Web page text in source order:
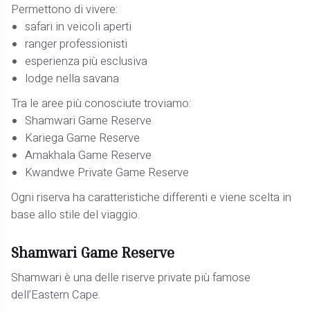
Permettono di vivere:
safari in veicoli aperti
ranger professionisti
esperienza più esclusiva
lodge nella savana
Tra le aree più conosciute troviamo:
Shamwari Game Reserve
Kariega Game Reserve
Amakhala Game Reserve
Kwandwe Private Game Reserve
Ogni riserva ha caratteristiche differenti e viene scelta in
base allo stile del viaggio.
Shamwari Game Reserve
Shamwari è una delle riserve private più famose
dell’Eastern Cape.